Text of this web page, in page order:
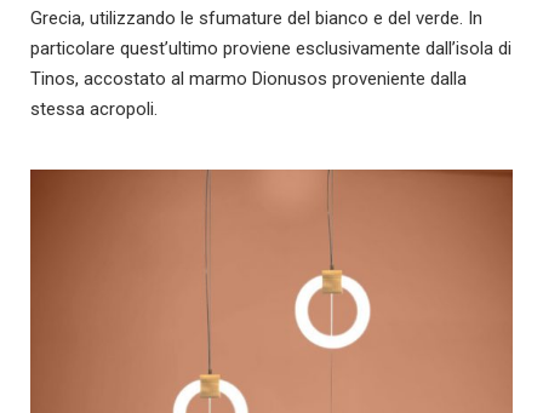
Grecia, utilizzando le sfumature del bianco e del verde. In
particolare quest’ultimo proviene esclusivamente dall’isola di
Tinos, accostato al marmo Dionusos proveniente dalla
stessa acropoli.